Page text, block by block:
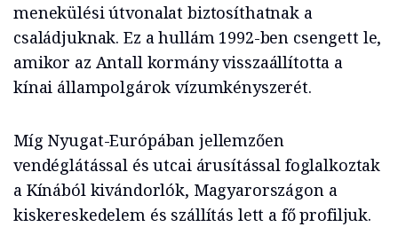
menekülési útvonalat biztosíthatnak a
családjuknak. Ez a hullám 1992-ben csengett le,
amikor az Antall kormány visszaállította a
kínai állampolgárok vízumkényszerét.
Míg Nyugat-Európában jellemzően
vendéglátással és utcai árusítással foglalkoztak
a Kínából kivándorlók, Magyarországon a
kiskereskedelem és szállítás lett a fő profiljuk.